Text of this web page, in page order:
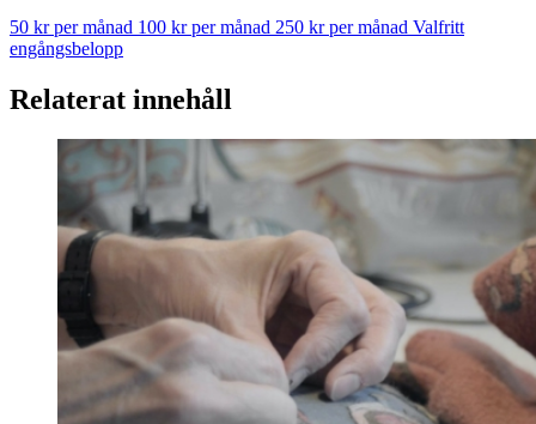
50 kr per månad 100 kr per månad 250 kr per månad Valfritt
engångsbelopp
Relaterat innehåll